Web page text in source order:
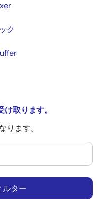
ク
取ります。
ります。
ルター